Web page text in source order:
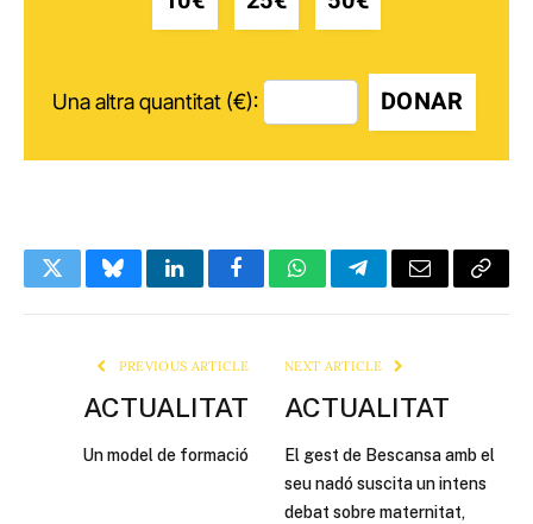
Una altra quantitat (€): DONAR
TwitterBlueskyLinkedInFacebookWhatsAppTelegramEmail Copy
PREVIOUS ARTICLE
ACTUALITAT
Un model de formació
NEXT ARTICLE
ACTUALITAT
El gest de Bescansa amb el
seu nadó suscita un intens
debat sobre maternitat,